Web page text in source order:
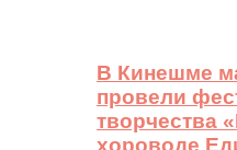
В Кинешме
провели
творчества
хороводе